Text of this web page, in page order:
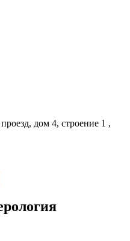
дом 4, строение 1 ,